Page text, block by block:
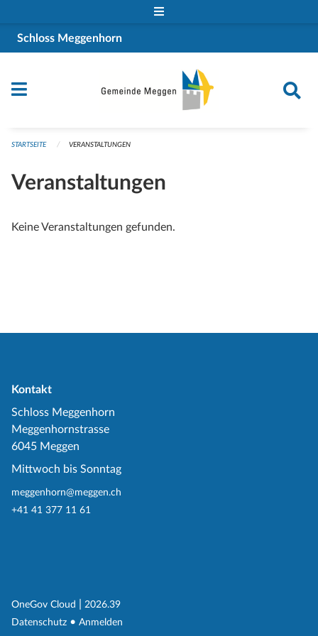
Schloss Meggenhorn
STARTSEITE VERANSTALTUNGEN
Veranstaltungen
Keine Veranstaltungen gefunden.
Kontakt
Schloss Meggenhorn
Meggenhornstrasse
6045 Meggen
Mittwoch bis Sonntag
meggenhorn@meggen.ch
+41 41 377 11 61
OneGov Cloud (External Link)
2026.39
Datenschutz (External Link)
Anmelden